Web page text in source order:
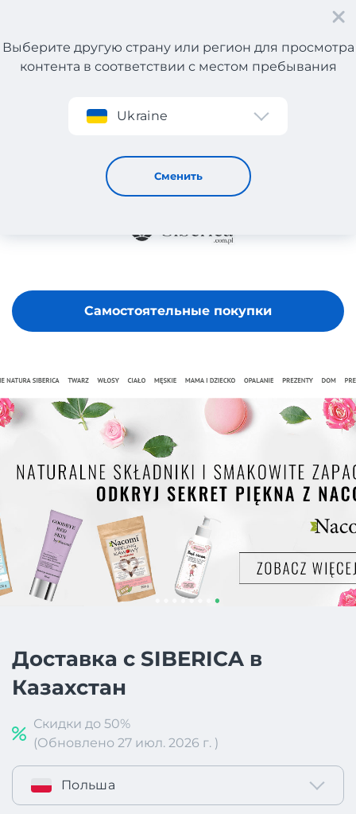
Регистрация
Выберите другую страну или регион для просмотра
контента в соответствии с местом пребывания
Ukraine
Сменить
SIBERICA
Самостоятельные покупки
Доставка с SIBERICA в
Казахстан
Скидки до 50%
(Обновлено 27 июл. 2026 г. )
Польша